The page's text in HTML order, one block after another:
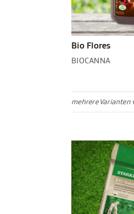
Bio Flores
BIOCANNA
mehrere Varianten